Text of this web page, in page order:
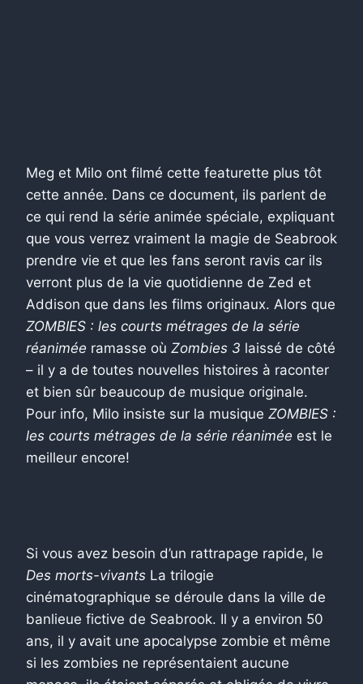
Meg et Milo ont filmé cette featurette plus tôt
cette année. Dans ce document, ils parlent de
ce qui rend la série animée spéciale, expliquant
que vous verrez vraiment la magie de Seabrook
prendre vie et que les fans seront ravis car ils
verront plus de la vie quotidienne de Zed et
Addison que dans les films originaux. Alors que
ZOMBIES : les courts métrages de la série
réanimée ramasse où Zombies 3 laissé de côté
– il y a de toutes nouvelles histoires à raconter
et bien sûr beaucoup de musique originale.
Pour info, Milo insiste sur la musique ZOMBIES :
les courts métrages de la série réanimée est le
meilleur encore!
Si vous avez besoin d’un rattrapage rapide, le
Des morts-vivants La trilogie
cinématographique se déroule dans la ville de
banlieue fictive de Seabrook. Il y a environ 50
ans, il y avait une apocalypse zombie et même
si les zombies ne représentaient aucune